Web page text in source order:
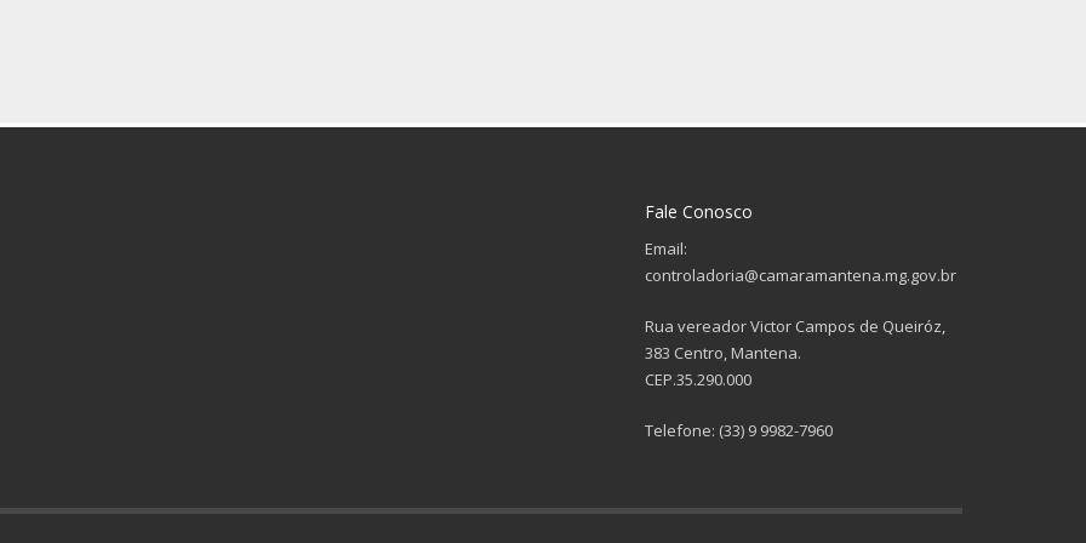
Fale Conosco
Email:
controladoria@camaramantena.mg.gov.br
Rua vereador Victor Campos de Queiróz,
383 Centro, Mantena.
CEP.35.290.000
Telefone: (33) 9 9982-7960